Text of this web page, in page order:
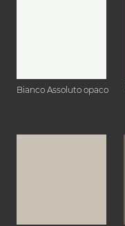
Bianco Assoluto opaco